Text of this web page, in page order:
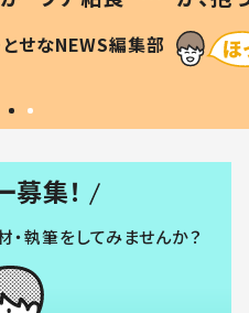
は #令和の親
とせなNEWS編集部 「涙が
い」
募集！
・執筆をしてみませんか？